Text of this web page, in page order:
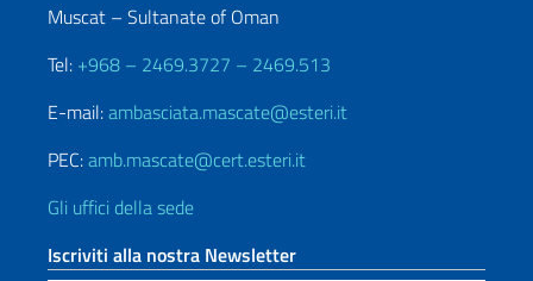
Muscat – Sultanate of Oman
Tel: +968 – 2469.3727 – 2469.513
E-mail:ambasciata.mascate@esteri.it
PEC:amb.mascate@cert.esteri.it
Gli uffici della sede
Iscriviti alla nostra Newsletter